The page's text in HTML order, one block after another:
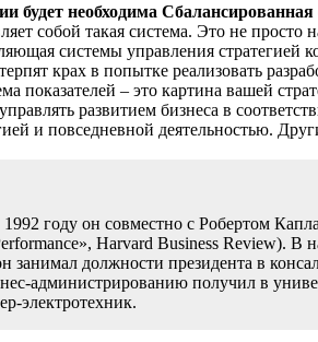
будет необходима Сбалансированная
собой такая система. Это не
системы управления
крах в попытке реализовать
показателей – это картина вашей
развитием бизнеса в
и повседневной деятельностью.
году он совместно с Робертом
Harvard Business Review). В
должности президента в
администрированию получил в
электротехник.